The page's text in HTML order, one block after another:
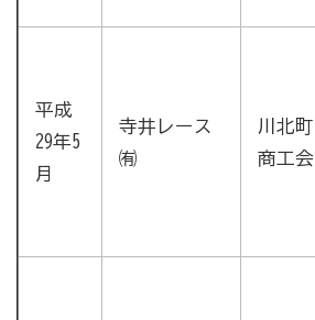
平成
29年5
月
寺井レース
㈲
川北町
商工会